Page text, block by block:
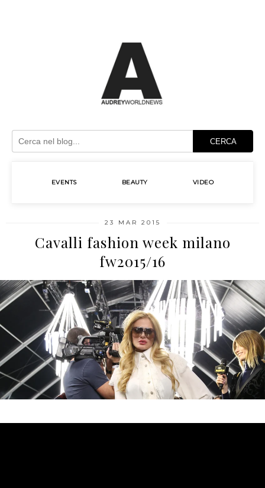
CERCA
EVENTS BEAUTY VIDEO
23 MAR 2015
Cavalli fashion week milano
fw2015/16